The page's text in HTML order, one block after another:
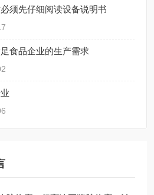
须先仔细阅读设备说明书
食品企业的生产需求